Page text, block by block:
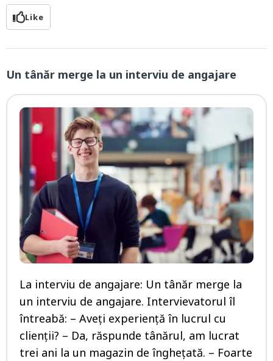
Like
Un tânăr merge la un interviu de angajare
La interviu de angajare: Un tânăr merge la
un interviu de angajare. Intervievatorul îl
întreabă: – Aveți experiență în lucrul cu
clienții? – Da, răspunde tânărul, am lucrat
trei ani la un magazin de înghețată. – Foarte